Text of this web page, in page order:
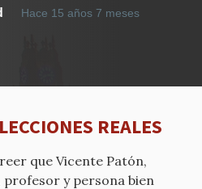
Hace 15 años 7 meses
REALES
que Vicente Patón,
y persona bien